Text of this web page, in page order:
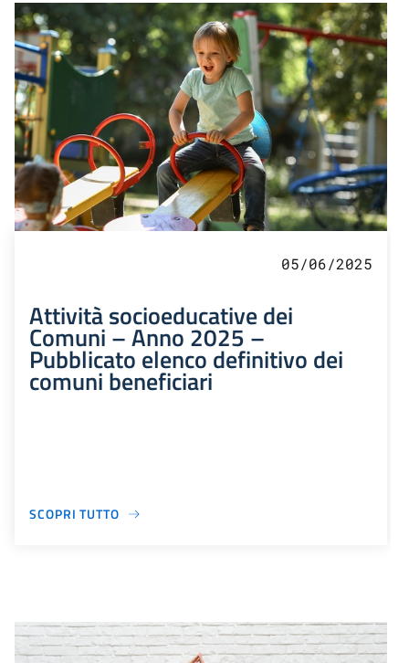
05/06/2025
Attività socioeducative dei
Comuni – Anno 2025 –
Pubblicato elenco definitivo dei
comuni beneficiari
SCOPRI TUTTO